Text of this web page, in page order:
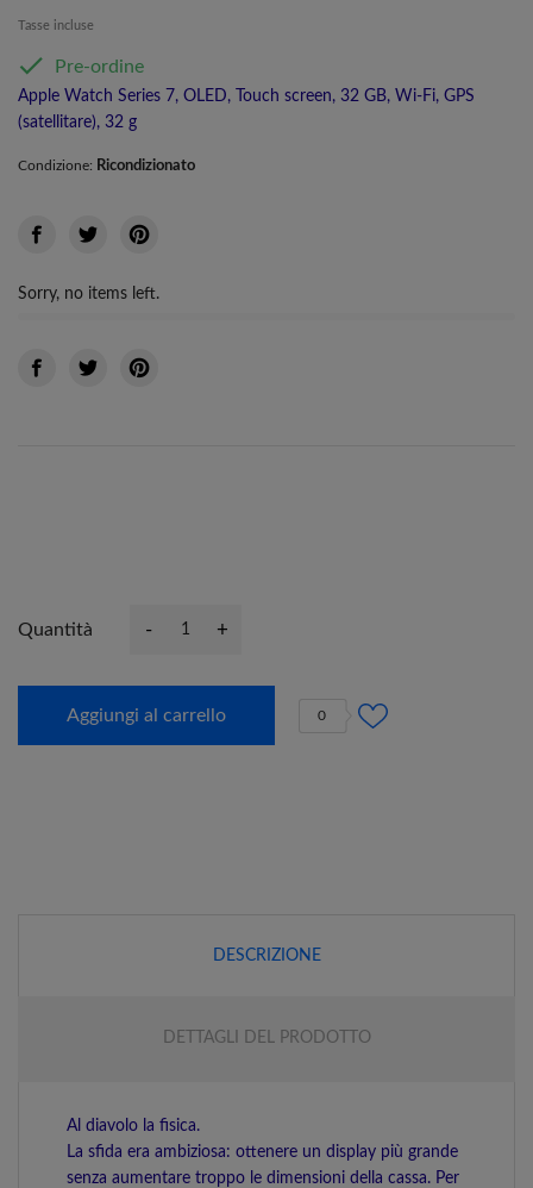
Tasse incluse
 Pre-ordine
Apple Watch Series 7, OLED, Touch screen, 32 GB, Wi-Fi, GPS
(satellitare), 32 g
Condizione: Ricondizionato
Sorry, no items left.
Quantità - +
Aggiungi al carrello 0
DESCRIZIONE
DETTAGLI DEL PRODOTTO
Al diavolo la fisica.
La sfida era ambiziosa: ottenere un display più grande
senza aumentare troppo le dimensioni della cassa. Per